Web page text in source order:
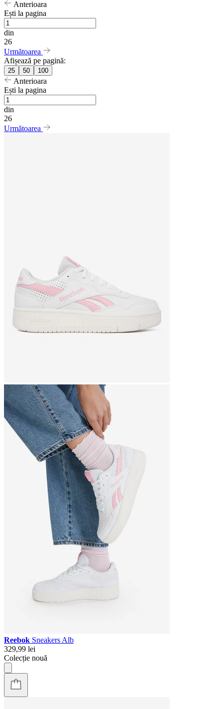
Anterioara
Ești la pagina
din
26
Următoarea
Afișează pe pagină:
25 50 100
Anterioara
Ești la pagina
din
26
Următoarea
Reebok Sneakers Alb
329,99 lei
Colecție nouă